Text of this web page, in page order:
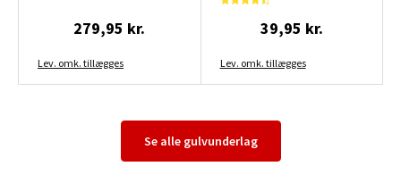
279,95 kr.
Lev. omk. tillægges
39,95 kr.
Lev. omk. tillægges
Se alle gulvunderlag